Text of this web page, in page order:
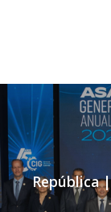
República